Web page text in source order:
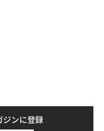
計586億ドル（約9兆65
ンに登録